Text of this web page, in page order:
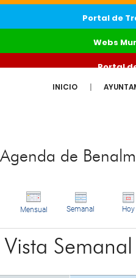
Portal de
Webs
Portal
INICIO
Agenda de
Mensual Semanal Hoy
Vista Semanal